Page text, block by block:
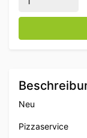
Neu
Pizzaservice